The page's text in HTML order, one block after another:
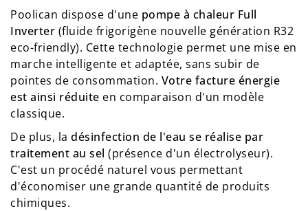
Poolican dispose d'une pompe à chaleur Full
Inverter (fluide frigorigène nouvelle génération R32
eco-friendly). Cette technologie permet une mise en
marche intelligente et adaptée, sans subir de
pointes de consommation. Votre facture énergie
est ainsi réduite en comparaison d'un modèle
classique.
De plus, la désinfection de l'eau se réalise par
traitement au sel (présence d'un électrolyseur).
C'est un procédé naturel vous permettant
d'économiser une grande quantité de produits
chimiques.